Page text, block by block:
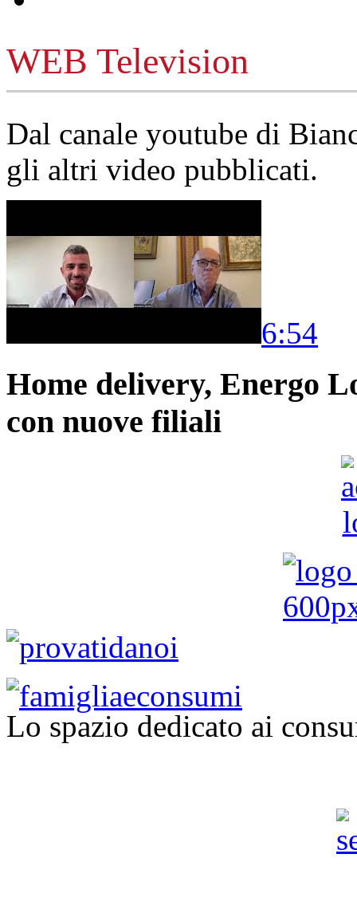
WEB Television
Dal canale youtube di
gli altri video pubblicati.
6:54
Home delivery, Energo
con nuove filiali
Lo spazio dedicato ai